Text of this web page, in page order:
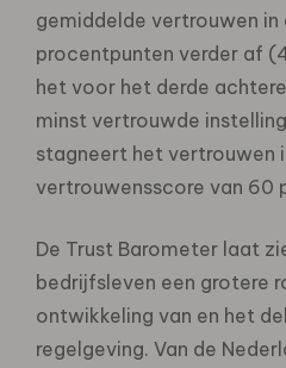
gemiddelde vertrouwen
procentpunten verder af
het voor het derde
minst vertrouwde
stagneert het vertrouwen
vertrouwensscore van 60
De Trust Barometer laat
bedrijfsleven een grotere
ontwikkeling van en het
regelgeving. Van de